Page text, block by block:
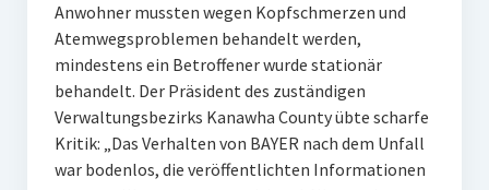
Anwohner mussten wegen Kopfschmerzen und
Atemwegsproblemen behandelt werden,
mindestens ein Betroffener wurde stationär
behandelt. Der Präsident des zuständigen
Verwaltungsbezirks Kanawha County übte scharfe
Kritik: „Das Verhalten von BAYER nach dem Unfall
war bodenlos, die veröffentlichten Informationen